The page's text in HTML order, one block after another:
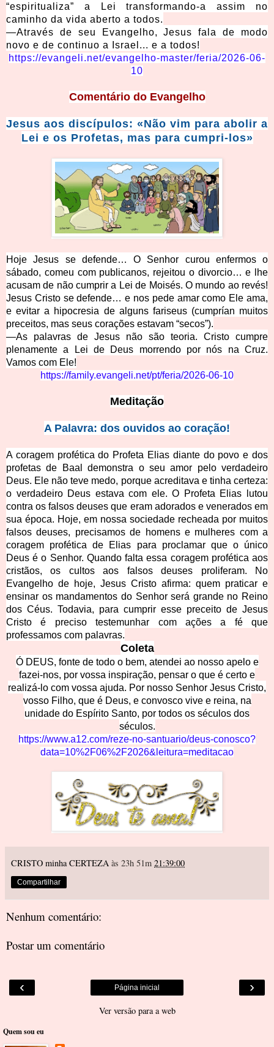
“espiritualiza” a Lei transformando-a assim no
caminho da vida aberto a todos.
—Através de seu Evangelho, Jesus fala de modo
novo e de continuo a Israel... e a todos!
https://evangeli.net/evangelho-master/feria/2026-06-
10
Comentáriodo Evangelho
Jesus aos discípulos: «Não vim para abolir a
Lei e os Profetas, mas para cumpri-los»
Hoje Jesus se defende… O Senhor curou enfermos o
sábado, comeu com publicanos, rejeitou o divorcio… e lhe
acusam de não cumprir a Lei de Moisés. O mundo ao revés!
Jesus Cristo se defende… e nos pede amar como Ele ama,
e evitar a hipocresia de alguns fariseus (cumprían muitos
preceitos, mas seus corações estavam “secos”).
—As palavras de Jesus não são teoria. Cristo cumpre
plenamente a Lei de Deus morrendo por nós na Cruz.
Vamos com Ele!
https://family.evangeli.net/pt/feria/2026-06-10
Meditação
A Palavra: dos ouvidos ao coração!
A coragem profética do Profeta Elias diante do povo e dos
profetas de Baal demonstra o seu amor pelo verdadeiro
Deus. Ele não teve medo, porque acreditava e tinha certeza:
o verdadeiro Deus estava com ele. O Profeta Elias lutou
contra os falsos deuses que eram adorados e venerados em
sua época. Hoje, em nossa sociedade recheada por muitos
falsos deuses, precisamos de homens e mulheres com a
coragem profética de Elias para proclamar que o único
Deus é o Senhor. Quando falta essa coragem profética aos
cristãos, os cultos aos falsos deuses proliferam. No
Evangelho de hoje, Jesus Cristo afirma: quem praticar e
ensinar os mandamentos do Senhor será grande no Reino
dos Céus. Todavia, para cumprir esse preceito de Jesus
Cristo é preciso testemunhar com ações a fé que
professamos com palavras.
Coleta
Ó DEUS, fonte de todo o bem, atendei ao nosso apelo e
fazei-nos, por vossa inspiração, pensar o que é certo e
realizá-lo com vossa ajuda. Por nosso Senhor Jesus Cristo,
vosso Filho, que é Deus, e convosco vive e reina, na
unidade do Espírito Santo, por todos os séculos dos
séculos.
https://www.a12.com/reze-no-santuario/deus-conosco?
data=10%2F06%2F2026&leitura=meditacao
CRISTO minha CERTEZA às 23h 51m 21:39:00
Compartilhar
Nenhum comentário:
Postar um comentário
‹ ›
Página inicial
Ver versão para a web
Quem sou eu